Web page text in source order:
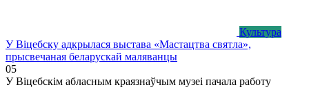
Культура
У Віцебску адкрылася выстава «Мастацтва святла»,
прысвечаная беларускай маляванцы
05
У Віцебскім абласным краязнаўчым музеі пачала работу